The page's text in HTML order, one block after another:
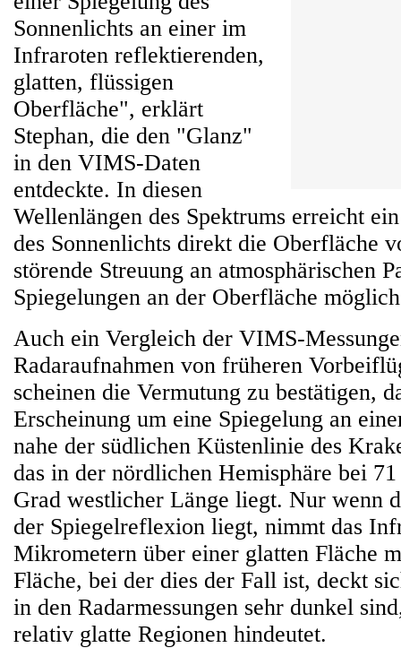
Sonnenlichts an einer im
Infraroten reflektierenden,
glatten, flüssigen
Oberfläche", erklärt
Stephan, die den "Glanz"
in den VIMS-Daten
entdeckte. In diesen
Wellenlängen des Spektrums erreicht
des Sonnenlichts direkt die Oberfläche
störende Streuung an atmosphärischen
Spiegelungen an der Oberfläche
Auch ein Vergleich der VIMS-
Radaraufnahmen von früheren
scheinen die Vermutung zu bestätigen,
Erscheinung um eine Spiegelung an
nahe der südlichen Küstenlinie des
das in der nördlichen Hemisphäre bei
Grad westlicher Länge liegt. Nur wenn
der Spiegelreflexion liegt, nimmt das
Mikrometern über einer glatten Fläche
Fläche, bei der dies der Fall ist, deckt
in den Radarmessungen sehr dunkel
relativ glatte Regionen hindeutet.